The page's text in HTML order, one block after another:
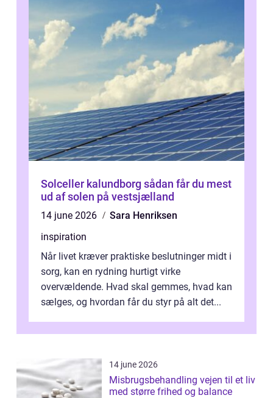
Solceller kalundborg sådan får du mest
ud af solen på vestsjælland
14 june 2026
Sara Henriksen
inspiration
Når livet kræver praktiske beslutninger midt i
sorg, kan en rydning hurtigt virke
overvældende. Hvad skal gemmes, hvad kan
sælges, og hvordan får du styr på alt det...
14 june 2026
Misbrugsbehandling vejen til et liv
med større frihed og balance